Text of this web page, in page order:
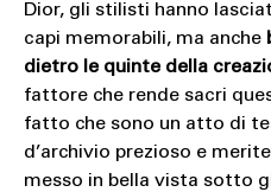
Dior, gli stilisti hanno
capi memorabili, ma anche
dietro le quinte della
fattore che rende sacri
fatto che sono un atto di
d’archivio prezioso e
messo in bella vista sotto